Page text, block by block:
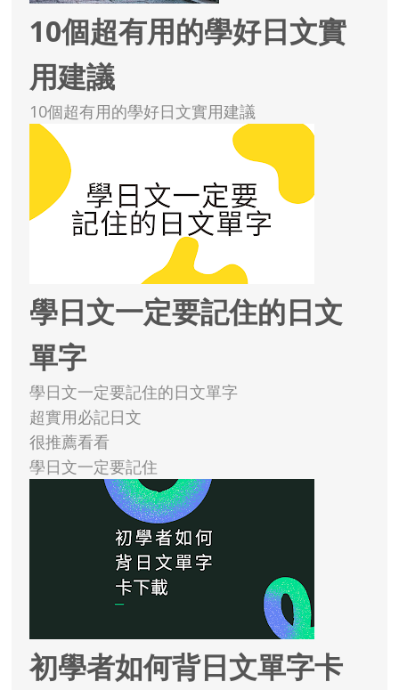
10個超有用的學好日文實
用建議
10個超有用的學好日文實用建議
學日文一定要記住的日文
單字
學日文一定要記住的日文單字
超實用必記日文
很推薦看看
學日文一定要記住
初學者如何背日文單字卡